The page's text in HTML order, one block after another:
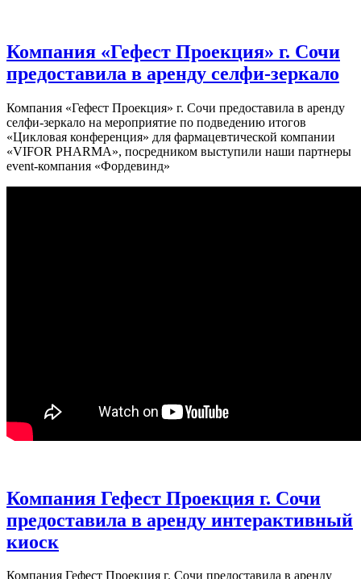
Компания «Гефест Проекция» г. Сочи
предоставила в аренду селфи-зеркало
Компания «Гефест Проекция» г. Сочи предоставила в аренду
селфи-зеркало на мероприятие по подведению итогов
«Цикловая конференция» для фармацевтической компании
«VIFOR PHARMA», посредником выступили наши партнеры
event-компания «Фордевинд»
Компания Гефест Проекция г. Сочи
предоставила в аренду интерактивный
киоск
Компания Гефест Проекция г. Сочи предоставила в аренду